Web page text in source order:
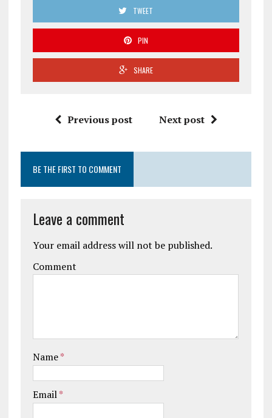
TWEET
PIN
SHARE
Previous post Next post
BE THE FIRST TO COMMENT
Leave a comment
Your email address will not be published.
Comment
Name*
Email*